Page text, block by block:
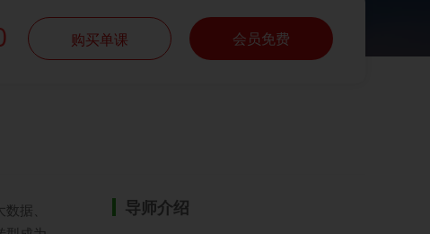
购买单课 会员免费
据、
导师介绍